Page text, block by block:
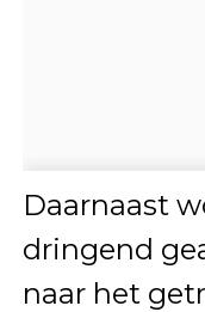
Daarnaast
dringend
naar het